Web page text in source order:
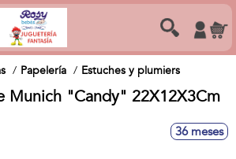
Papelería Estuches y plumiers
Munich "Candy" 22X12X3Cm
36 meses